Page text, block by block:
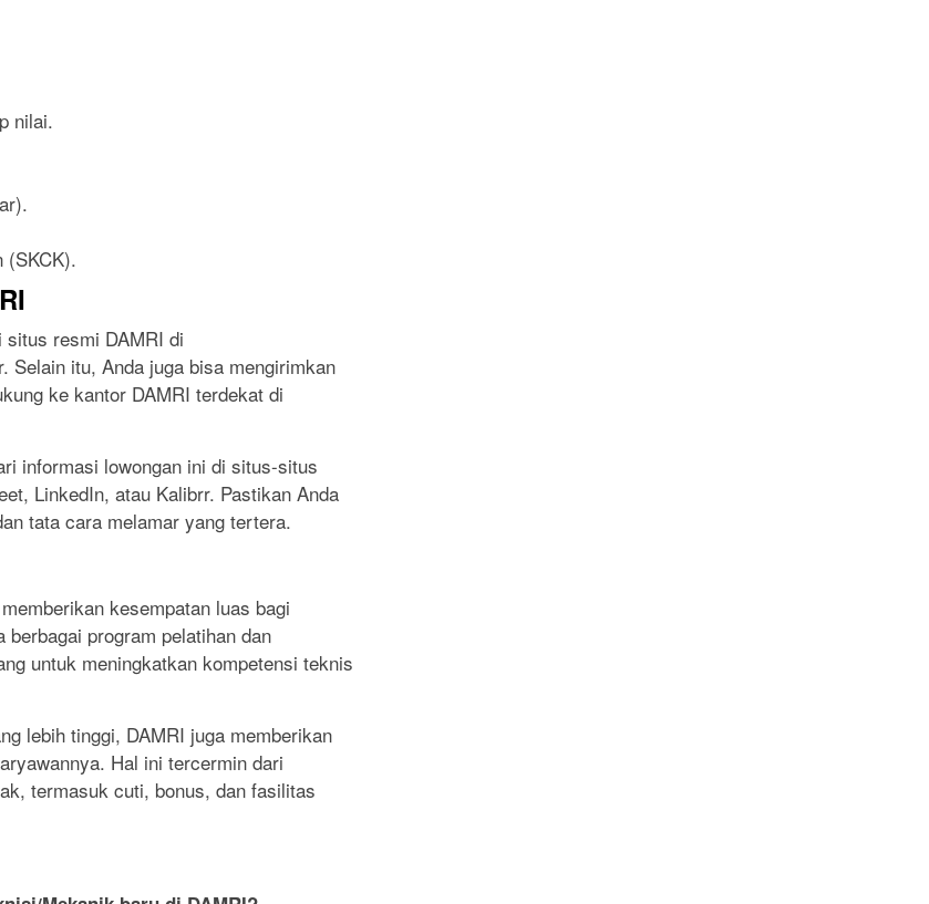
nilai.
(SKCK).
situs resmi DAMRI di
Selain itu, Anda juga bisa mengirimkan
ke kantor DAMRI terdekat di
informasi lowongan ini di situs-situs
LinkedIn, atau Kalibrr. Pastikan Anda
tata cara melamar yang tertera.
kesempatan luas bagi
program pelatihan dan
untuk meningkatkan kompetensi teknis
lebih tinggi, DAMRI juga memberikan
Hal ini tercermin dari
termasuk cuti, bonus, dan fasilitas